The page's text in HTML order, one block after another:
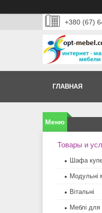
+380 (67)
ГЛАВНАЯ
Товары и
Шафа
Модульні
Вітальні
Меблi для